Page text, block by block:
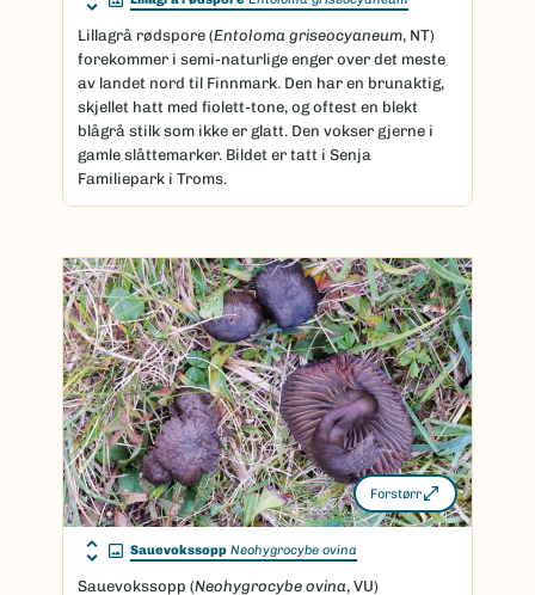
Lillagrå rødspore (Entoloma griseocyaneum, NT)
forekommer i semi-naturlige enger over det meste
av landet nord til Finnmark. Den har en brunaktig,
skjellet hatt med fiolett-tone, og oftest en blekt
blågrå stilk som ikke er glatt. Den vokser gjerne i
gamle slåttemarker. Bildet er tatt i Senja
Familiepark i Troms.
Forstørr
Sauevokssopp Neohygrocybe ovina
Sauevokssopp (Neohygrocybe ovina, VU)